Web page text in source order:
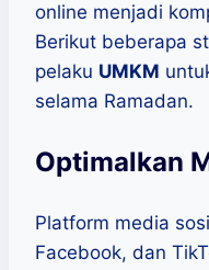
online menjadi
Berikut beberapa
pelaku UMKM
selama Ramadan.
Optimalkan
Platform media
Facebook, dan